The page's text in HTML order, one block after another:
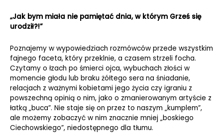
„Jak bym miała nie pamiętać dnia, w którym Grześ się
urodził?!”
Poznajemy w wypowiedziach rozmówców przede wszystkim
fajnego faceta, który przeklnie, a czasem strzeli focha.
Czytamy o łzach po śmierci ojca, wybuchach złości w
momencie głodu lub braku żółtego sera na śniadanie,
relacjach z ważnymi kobietami jego życia czy igraniu z
powszechną opinią o nim, jako o zmanierowanym artyście z
łatką „buca”. Nie staje się on przez to naszym „kumplem”,
ale możemy zobaczyć w nim znacznie mniej „boskiego
Ciechowskiego”, niedostępnego dla tłumu.